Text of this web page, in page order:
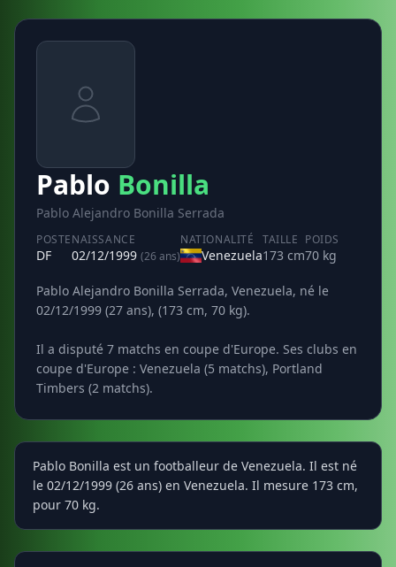
Pablo Bonilla
Pablo Alejandro Bonilla Serrada
POSTE
DF
NAISSANCE
02/12/1999 (26 ans)
NATIONALITÉ
Venezuela
TAILLE
173 cm
POIDS
70 kg
Pablo Alejandro Bonilla Serrada, Venezuela, né le
02/12/1999 (27 ans), (173 cm, 70 kg).
Il a disputé 7 matchs en coupe d'Europe. Ses clubs en
coupe d'Europe : Venezuela (5 matchs), Portland
Timbers (2 matchs).
Pablo Bonilla est un footballeur de Venezuela. Il est né
le 02/12/1999 (26 ans) en Venezuela. Il mesure 173 cm,
pour 70 kg.